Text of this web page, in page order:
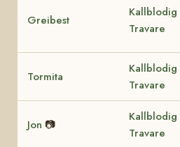
Greibest
Kallblodig
Travare
Tormita
Kallblodig
Travare
Jon 📷
Kallblodig
Travare